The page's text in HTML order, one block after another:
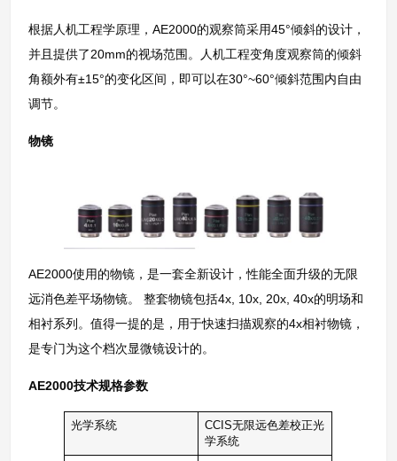
根据人机工程学原理，AE2000的观察筒采用45°倾斜的设计，
并且提供了20mm的视场范围。人机工程变角度观察筒的倾斜
角额外有±15°的变化区间，即可以在30°~60°倾斜范围内自由
调节。
物镜
AE2000使用的物镜，是一套全新设计，性能全面升级的无限
远消色差平场物镜。 整套物镜包括4x, 10x, 20x, 40x的明场和
相衬系列。值得一提的是，用于快速扫描观察的4x相衬物镜，
是专门为这个档次显微镜设计的。
AE2000技术规格参数
光学系统
CCIS无限远色差校正光
学系统